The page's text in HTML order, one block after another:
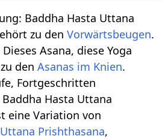
Baddha Hasta Uttana
zu den Vorwärtsbeugen.
Asana, diese Yoga
den Asanas im Knien.
Fortgeschritten
Hasta Uttana
eine Variation von
Uttana Prishthasana,